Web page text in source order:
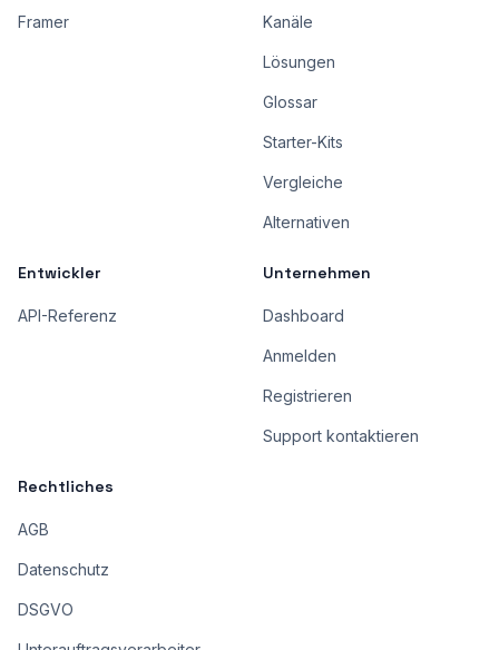
Framer Kanäle
Lösungen
Glossar
Starter-Kits
Vergleiche
Alternativen
Entwickler
API-Referenz
Unternehmen
Dashboard
Anmelden
Registrieren
Support kontaktieren
Rechtliches
AGB
Datenschutz
DSGVO